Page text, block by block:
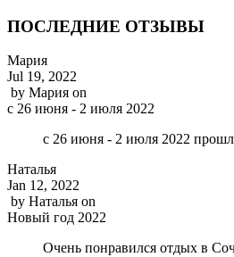
ПОСЛЕДНИЕ ОТЗЫВЫ
Мария
Jul 19, 2022
by Мария on
с 26 июня - 2 июля 2022
с 26 июня - 2 июля 2022
Наталья
Jan 12, 2022
by Наталья on
Новый год 2022
Очень понравился отдых в